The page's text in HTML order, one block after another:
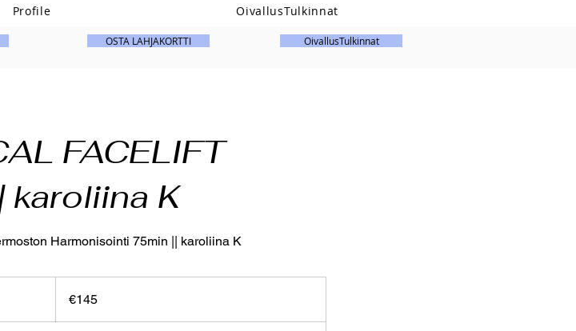
Profile OivallusTulkinnat
OSTA LAHJAKORTTI OivallusTulkinnat
FACELIFT
karoliina K
Harmonisointi 75min || karoliina K
€145